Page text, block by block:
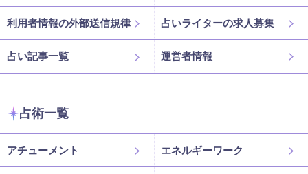
利用者情報の外部送信規律 占いライターの求人募集
占い記事一覧 運営者情報
占術一覧
アチューメント エネルギーワーク